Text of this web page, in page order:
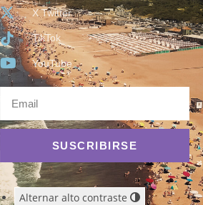
X Twitter
TikTok
YouTube
SUSCRIBIRSE
Alternar alto contraste